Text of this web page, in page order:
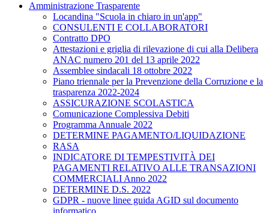
Amministrazione Trasparente
Locandina "Scuola in chiaro in un'app"
CONSULENTI E COLLABORATORI
Contratto DPO
Attestazioni e griglia di rilevazione di cui alla Delibera
ANAC numero 201 del 13 aprile 2022
Assemblee sindacali 18 ottobre 2022
Piano triennale per la Prevenzione della Corruzione e la
trasparenza 2022-2024
ASSICURAZIONE SCOLASTICA
Comunicazione Complessiva Debiti
Programma Annuale 2022
DETERMINE PAGAMENTO/LIQUIDAZIONE
RASA
INDICATORE DI TEMPESTIVITÀ DEI
PAGAMENTI RELATIVO ALLE TRANSAZIONI
COMMERCIALI Anno 2022
DETERMINE D.S. 2022
GDPR - nuove linee guida AGID sul documento